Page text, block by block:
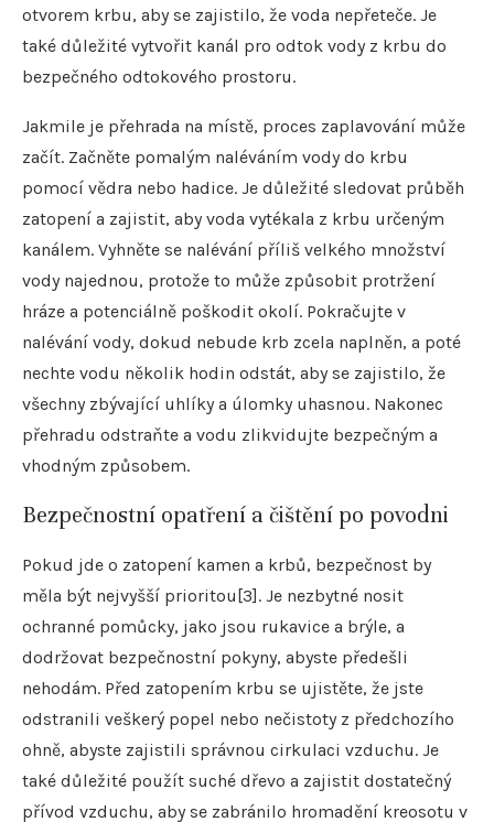
otvorem krbu, aby se zajistilo, že voda nepřeteče. Je
také důležité vytvořit kanál pro odtok vody z krbu do
bezpečného odtokového prostoru.
Jakmile je přehrada na místě, proces zaplavování může
začít. Začněte pomalým naléváním vody do krbu
pomocí vědra nebo hadice. Je důležité sledovat průběh
zatopení a zajistit, aby voda vytékala z krbu určeným
kanálem. Vyhněte se nalévání příliš velkého množství
vody najednou, protože to může způsobit protržení
hráze a potenciálně poškodit okolí. Pokračujte v
nalévání vody, dokud nebude krb zcela naplněn, a poté
nechte vodu několik hodin odstát, aby se zajistilo, že
všechny zbývající uhlíky a úlomky uhasnou. Nakonec
přehradu odstraňte a vodu zlikvidujte bezpečným a
vhodným způsobem.
Bezpečnostní opatření a čištění po povodni
Pokud jde o zatopení kamen a krbů, bezpečnost by
měla být nejvyšší prioritou[3]. Je nezbytné nosit
ochranné pomůcky, jako jsou rukavice a brýle, a
dodržovat bezpečnostní pokyny, abyste předešli
nehodám. Před zatopením krbu se ujistěte, že jste
odstranili veškerý popel nebo nečistoty z předchozího
ohně, abyste zajistili správnou cirkulaci vzduchu. Je
také důležité použít suché dřevo a zajistit dostatečný
přívod vzduchu, aby se zabránilo hromadění kreosotu v